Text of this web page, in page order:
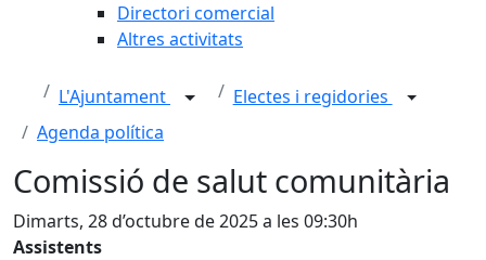
Directori comercial
Altres activitats
L'Ajuntament
Electes i regidories
Agenda política
Comissió de salut comunitària
Dimarts, 28 d’octubre de 2025 a les 09:30h
Assistents